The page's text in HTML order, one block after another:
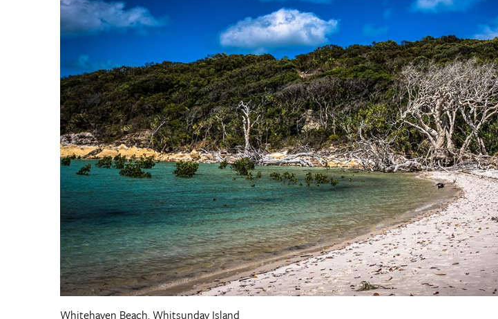
Whitehaven Beach. Whitsunday Island